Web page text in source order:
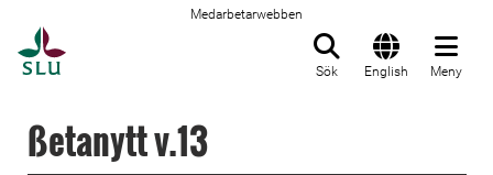
Medarbetarwebben
Sök English Meny
ßetanytt v.13